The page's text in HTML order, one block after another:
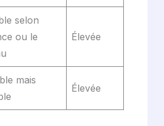
selon
ou le
Élevée
mais
Élevée